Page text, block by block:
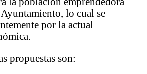
lo cual se
por la actual
propuestas son: